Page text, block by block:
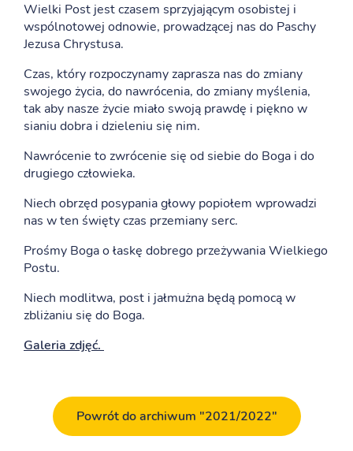
Wielki Post jest czasem sprzyjającym osobistej i
wspólnotowej odnowie, prowadzącej nas do Paschy
Jezusa Chrystusa.
Czas, który rozpoczynamy zaprasza nas do zmiany
swojego życia, do nawrócenia, do zmiany myślenia,
tak aby nasze życie miało swoją prawdę i piękno w
sianiu dobra i dzieleniu się nim.
Nawrócenie to zwrócenie się od siebie do Boga i do
drugiego człowieka.
Niech obrzęd posypania głowy popiołem wprowadzi
nas w ten święty czas przemiany serc.
Prośmy Boga o łaskę dobrego przeżywania Wielkiego
Postu.
Niech modlitwa, post i jałmużna będą pomocą w
zbliżaniu się do Boga.
Galeria zdjęć.
Powrót do archiwum "2021/2022"